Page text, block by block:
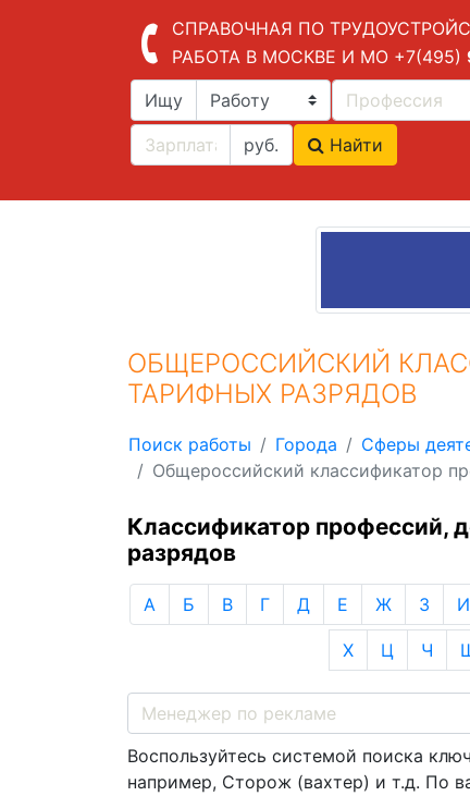
СПРАВОЧНАЯ ПО
РАБОТА В МОСКВЕ И МО +7(495)
Ищу
руб. Найти
ОБЩЕРОССИЙСКИЙ
ТАРИФНЫХ РАЗРЯДОВ
Поиск работы Города
Сферы
Общероссийский классификатор
Классификатор профессий,
разрядов
А Б В Г Д Е Ж З И
Х Ц Ч
Воспользуйтесь системой поиска
например, Сторож (вахтер) и т.д. По